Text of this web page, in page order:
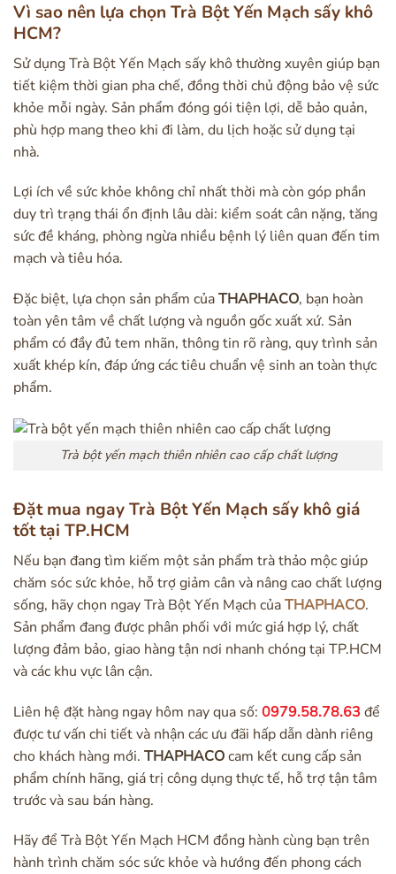
Vì sao nên lựa chọn Trà Bột Yến Mạch sấy khô
HCM?
Sử dụng Trà Bột Yến Mạch sấy khô thường xuyên giúp bạn
tiết kiệm thời gian pha chế, đồng thời chủ động bảo vệ sức
khỏe mỗi ngày. Sản phẩm đóng gói tiện lợi, dễ bảo quản,
phù hợp mang theo khi đi làm, du lịch hoặc sử dụng tại
nhà.
Lợi ích về sức khỏe không chỉ nhất thời mà còn góp phần
duy trì trạng thái ổn định lâu dài: kiểm soát cân nặng, tăng
sức đề kháng, phòng ngừa nhiều bệnh lý liên quan đến tim
mạch và tiêu hóa.
Đặc biệt, lựa chọn sản phẩm củaTHAPHACO, bạn hoàn
toàn yên tâm về chất lượng và nguồn gốc xuất xứ. Sản
phẩm có đầy đủ tem nhãn, thông tin rõ ràng, quy trình sản
xuất khép kín, đáp ứng các tiêu chuẩn vệ sinh an toàn thực
phẩm.
Trà bột yến mạch thiên nhiên cao cấp chất lượng
Đặt mua ngay Trà Bột Yến Mạch sấy khô giá
tốt tại TP.HCM
Nếu bạn đang tìm kiếm một sản phẩm trà thảo mộc giúp
chăm sóc sức khỏe, hỗ trợ giảm cân và nâng cao chất lượng
sống, hãy chọn ngay Trà Bột Yến Mạch củaTHAPHACO.
Sản phẩm đang được phân phối với mức giá hợp lý, chất
lượng đảm bảo, giao hàng tận nơi nhanh chóng tại TP.HCM
và các khu vực lân cận.
Liên hệ đặt hàng ngay hôm nay qua số: 0979.58.78.63 để
được tư vấn chi tiết và nhận các ưu đãi hấp dẫn dành riêng
cho khách hàng mới. THAPHACOcam kết cung cấp sản
phẩm chính hãng, giá trị công dụng thực tế, hỗ trợ tận tâm
trước và sau bán hàng.
Hãy để Trà Bột Yến Mạch HCM đồng hành cùng bạn trên
hành trình chăm sóc sức khỏe và hướng đến phong cách